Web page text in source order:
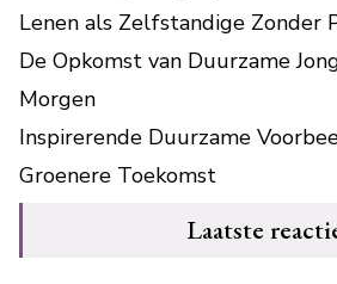
Lenen als Zelfstandige Zonder
De Opkomst van Duurzame
Morgen
Inspirerende Duurzame
Groenere Toekomst
Laatste